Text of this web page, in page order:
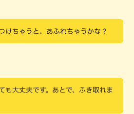
けちゃうと、あふれちゃうかな？
も大丈夫です。あとで、ふき取れま